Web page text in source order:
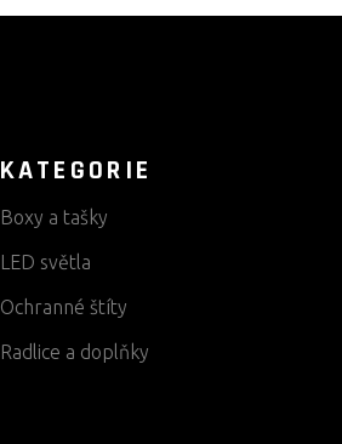
KATEGORIE
Boxy a tašky
LED světla
Ochranné štíty
Radlice a doplňky